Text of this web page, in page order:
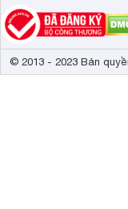
© 2013 - 2023 Bản